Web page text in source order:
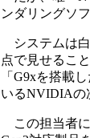
ンダリングソ
システムは白
点で見せるこ
「G9xを搭載
いるNVIDIAの
この担当者に